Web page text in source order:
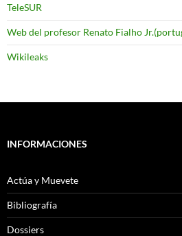
TeleSUR
Web del profesor Renato Fialho
Wikileaks
INFORMACIONES
Actúa y Muevete
Bibliografía
Dossiers